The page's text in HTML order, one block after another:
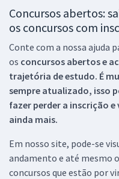
Concursos abertos:
os concursos com
Conte com a nossa ajuda
os concursos abertos e
trajetória de estudo. É
sempre atualizado, isso
fazer perder a inscrição
ainda mais.
Em nosso site, pode-se
andamento e até mesmo
concursos que estão por